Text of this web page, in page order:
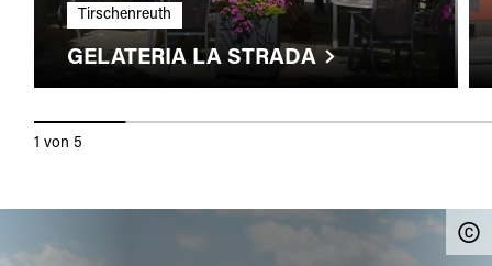
Tirschenreuth
GELATERIA LA STRADA
1 von5